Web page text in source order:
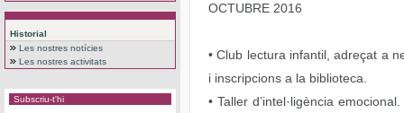
Historial
Les nostres notícies
Les nostres activitats
Subscriu-t'hi
OCTUBRE 2016
• Club lectura infantil, adreçat a
i inscripcions a la biblioteca.
• Taller d’intel·ligència